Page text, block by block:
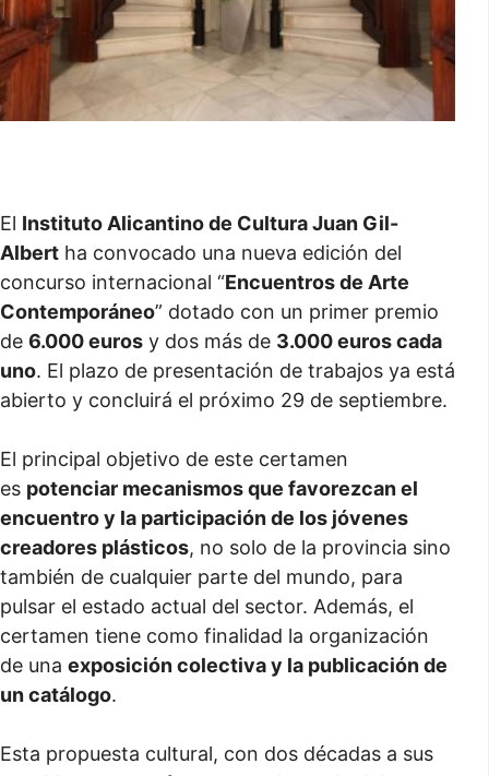
El Instituto Alicantino de Cultura Juan Gil-
Albert ha convocado una nueva edición del
concurso internacional “Encuentros de Arte
Contemporáneo” dotado con un primer premio
de 6.000 euros y dos más de 3.000 euros cada
uno. El plazo de presentación de trabajos ya está
abierto y concluirá el próximo 29 de septiembre.
El principal objetivo de este certamen
es potenciar mecanismos que favorezcan el
encuentro y la participación de los jóvenes
creadores plásticos, no solo de la provincia sino
también de cualquier parte del mundo, para
pulsar el estado actual del sector. Además, el
certamen tiene como finalidad la organización
de una exposición colectiva y la publicación de
un catálogo.
Esta propuesta cultural, con dos décadas a sus